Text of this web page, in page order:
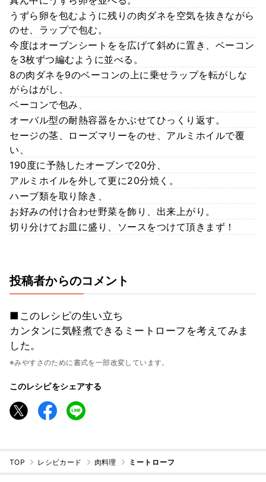
うずら卵を包むように残りの肉ダネを空気を抜きながら
のせ、ラップで包む。
今度はオーブンシートをを広げて斜めに置き、ベーコン
を3枚ずつ編むように並べる。
8の肉ダネを9のベーコンの上に乗せラップを転がしな
がらはがし、
ベーコンで包み、
オーバル型の耐熱容器をかぶせてひっくり返す。
セージの茎、ローズマリーをのせ、アルミホイルで覆
い、
190度に予熱したオーブンで20分、
アルミホイルを外して更に20分焼く。
ハーブ類を取り除き、
お好みの付け合わせ野菜を飾り、出来上がり。
切り分けてお皿に盛り、ソースをつけて頂きまず！
投稿者からのコメント
■このレシピの生い立ち
カンタンに気軽煮できるミートローフを考えてみま
した。
※みやすさのために書式を一部改変しています。
このレシピをシェアする
TOP レシピカード 肉料理 ミートローフ